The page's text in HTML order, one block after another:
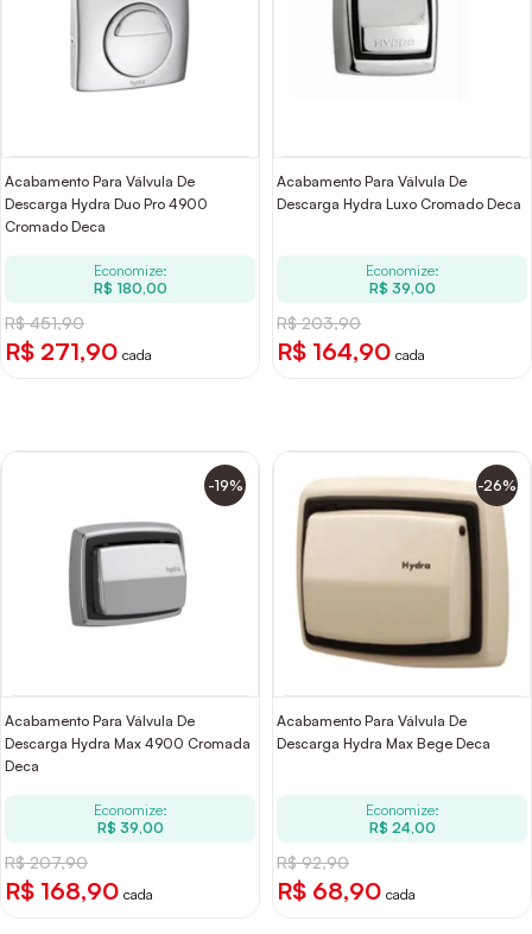
Acabamento Para Válvula De
Descarga Hydra Duo Pro 4900
Cromado Deca
Economize:
R$ 180,00
R$ 451,90
R$ 271,90 cada
Acabamento Para Válvula De
Descarga Hydra Luxo Cromado Deca
Economize:
R$ 39,00
R$ 203,90
R$ 164,90 cada
-19%
Acabamento Para Válvula De
Descarga Hydra Max 4900 Cromada
Deca
Economize:
R$ 39,00
R$ 207,90
R$ 168,90 cada
-26%
Acabamento Para Válvula De
Descarga Hydra Max Bege Deca
Economize:
R$ 24,00
R$ 92,90
R$ 68,90 cada